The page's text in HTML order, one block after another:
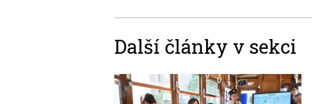
Další články v sekci
Image